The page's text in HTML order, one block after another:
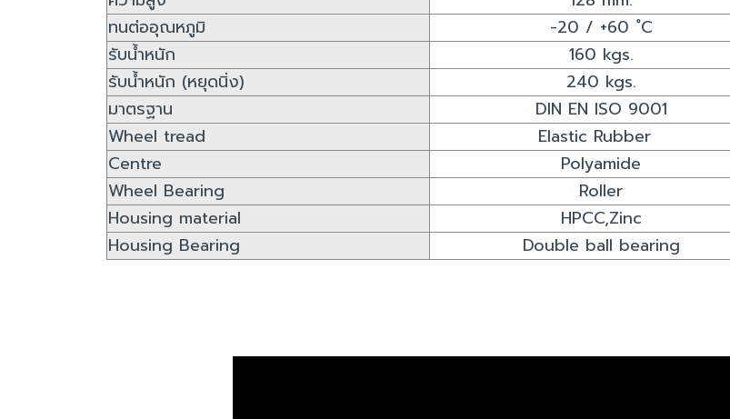
ทนต่ออุณหภูมิ
-20 / +60 ํC
รับน้ำหนัก
160 kgs.
รับน้ำหนัก (หยุดนิ่ง)
240 kgs.
มาตรฐาน
DIN EN ISO 9001
Wheel tread
Elastic Rubber
Centre
Polyamide
Wheel Bearing
Roller
Housing material
HPCC,Zinc
Housing Bearing
Double ball bearing